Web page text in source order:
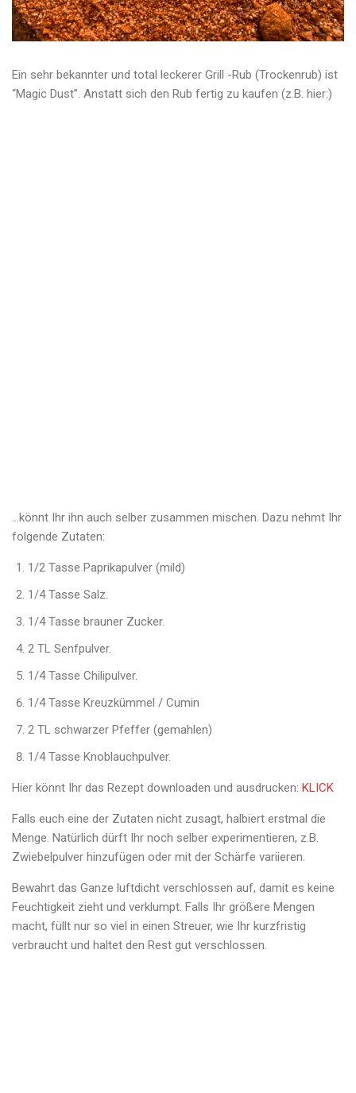
Ein sehr bekannter und total leckerer Grill -Rub (Trockenrub) ist
“Magic Dust”. Anstatt sich den Rub fertig zu kaufen (z.B. hier:)
…könnt Ihr ihn auch selber zusammen mischen. Dazu nehmt Ihr
folgende Zutaten:
1/2 Tasse Paprikapulver (mild)
1/4 Tasse Salz.
1/4 Tasse brauner Zucker.
2 TL Senfpulver.
1/4 Tasse Chilipulver.
1/4 Tasse Kreuzkümmel / Cumin
2 TL schwarzer Pfeffer (gemahlen)
1/4 Tasse Knoblauchpulver.
Hier könnt Ihr das Rezept downloaden und ausdrucken: KLICK
Falls euch eine der Zutaten nicht zusagt, halbiert erstmal die
Menge. Natürlich dürft Ihr noch selber experimentieren, z.B.
Zwiebelpulver hinzufügen oder mit der Schärfe variieren.
Bewahrt das Ganze luftdicht verschlossen auf, damit es keine
Feuchtigkeit zieht und verklumpt. Falls Ihr größere Mengen
macht, füllt nur so viel in einen Streuer, wie Ihr kurzfristig
verbraucht und haltet den Rest gut verschlossen.